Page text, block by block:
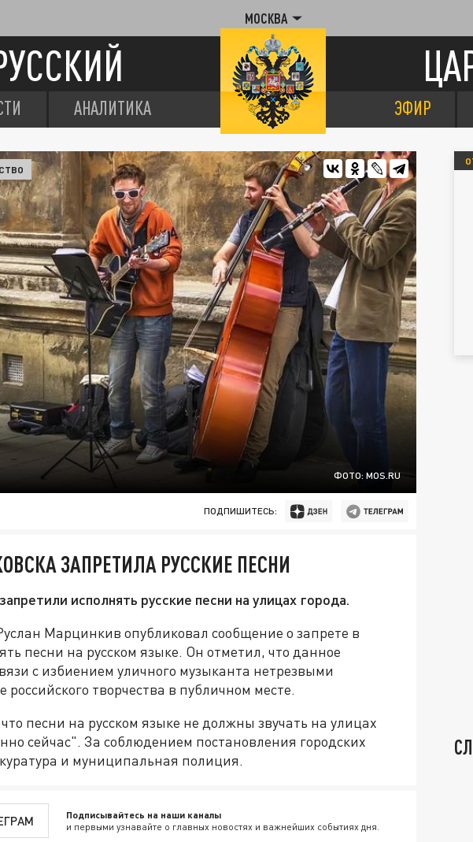
МОСКВА
АНАЛИТИКА ЭФИР
ФОТО: MOS.RU
ПОДПИШИТЕСЬ:
ЗАПРЕТИЛА РУССКИЕ ПЕСНИ
исполнять русские песни на улицах города.
Марцинкив опубликовал сообщение о запрете в
песни на русском языке. Он отметил, что данное
с избиением уличного музыканта нетрезвыми
творчества в публичном месте.
песни на русском языке не должны звучать на улицах
сейчас". За соблюдением постановления городских
и муниципальная полиция.
Подписывайтесь на наши каналы
и первыми узнавайте о главных новостях и важнейших событиях дня.